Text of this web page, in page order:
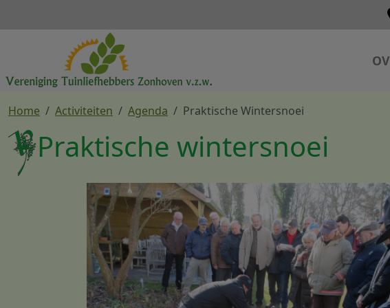
Home Activiteiten Agenda Praktische Wintersnoei
Praktische wintersnoei